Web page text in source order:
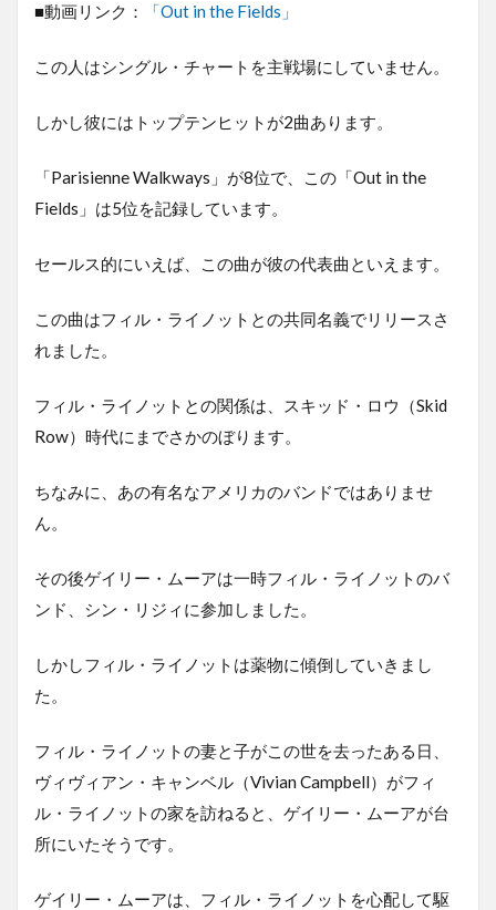
■動画リンク：
「Out in the Fields」
この人はシングル・チャートを主戦場にしていません。
しかし彼にはトップテンヒットが2曲あります。
「Parisienne Walkways」が8位で、この「Out in the
Fields」は5位を記録しています。
セールス的にいえば、この曲が彼の代表曲といえます。
この曲はフィル・ライノットとの共同名義でリリースさ
れました。
フィル・ライノットとの関係は、スキッド・ロウ（Skid
Row）時代にまでさかのぼります。
ちなみに、あの有名なアメリカのバンドではありませ
ん。
その後ゲイリー・ムーアは一時フィル・ライノットのバ
ンド、シン・リジィに参加しました。
しかしフィル・ライノットは薬物に傾倒していきまし
た。
フィル・ライノットの妻と子がこの世を去ったある日、
ヴィヴィアン・キャンベル（Vivian Campbell）がフィ
ル・ライノットの家を訪ねると、ゲイリー・ムーアが台
所にいたそうです。
ゲイリー・ムーアは、フィル・ライノットを心配して駆